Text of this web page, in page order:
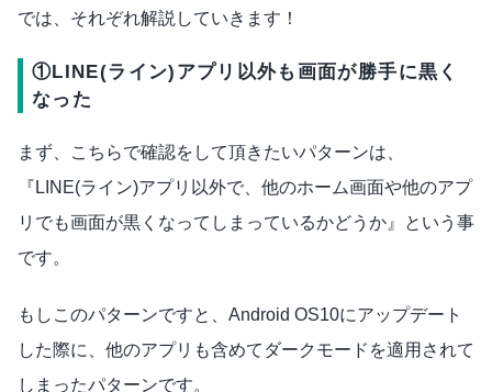
では、それぞれ解説していきます！
①LINE(ライン)アプリ以外も画面が勝手に黒く
なった
まず、こちらで確認をして頂きたいパターンは、
『LINE(ライン)アプリ以外で、他のホーム画面や他のアプ
リでも画面が黒くなってしまっているかどうか』という事
です。
もしこのパターンですと、Android OS10にアップデート
した際に、他のアプリも含めてダークモードを適用されて
しまったパターンです。